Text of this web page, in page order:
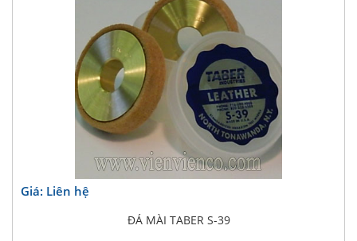
Giá: Liên hệ
ĐÁ MÀI TABER S-39